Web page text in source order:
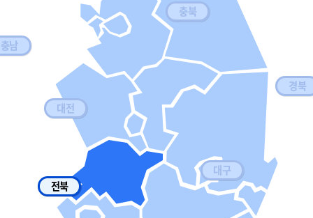
충북
충남
경북
대전
대구
전북